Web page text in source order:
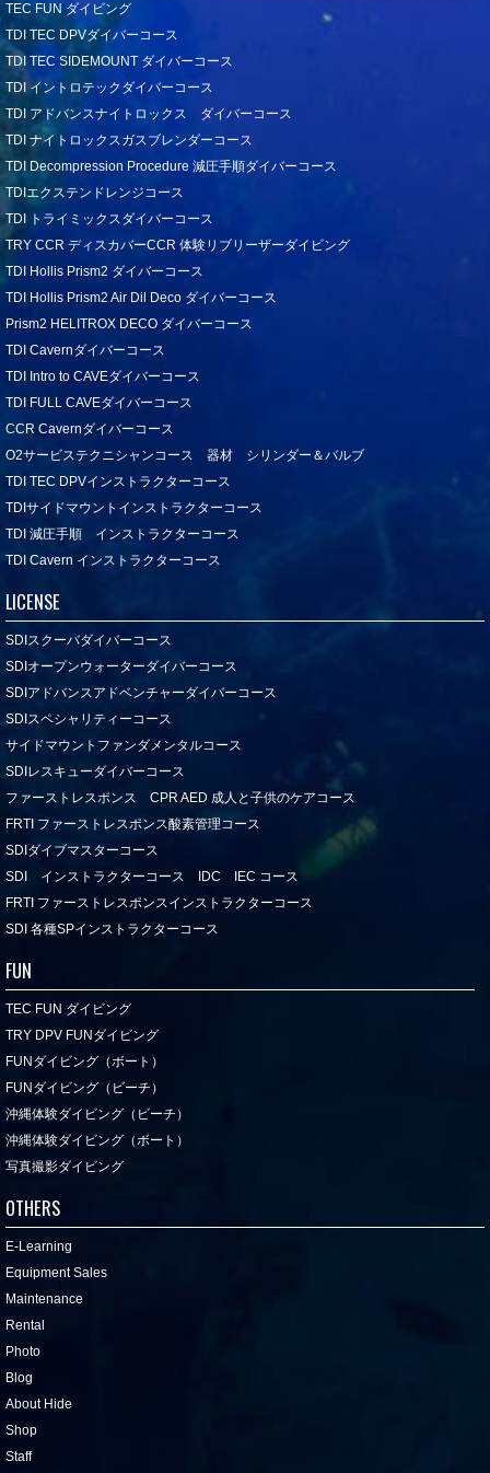
TEC FUN ダイビング
TDI TEC DPVダイバーコース
TDI TEC SIDEMOUNT ダイバーコース
TDI イントロテックダイバーコース
TDI アドバンスナイトロックス ダイバーコース
TDI ナイトロックスガスブレンダーコース
TDI Decompression Procedure 減圧手順ダイバーコース
TDIエクステンドレンジコース
TDI トライミックスダイバーコース
TRY CCR ディスカバーCCR 体験リブリーザーダイビング
TDI Hollis Prism2 ダイバーコース
TDI Hollis Prism2 Air Dil Deco ダイバーコース
Prism2 HELITROX DECO ダイバーコース
TDI Cavernダイバーコース
TDI Intro to CAVEダイバーコース
TDI FULL CAVEダイバーコース
CCR Cavernダイバーコース
O2サービステクニシャンコース 器材 シリンダー＆バルブ
TDI TEC DPVインストラクターコース
TDIサイドマウントインストラクターコース
TDI 減圧手順 インストラクターコース
TDI Cavern インストラクターコース
LICENSE
SDIスクーバダイバーコース
SDIオープンウォーターダイバーコース
SDIアドバンスアドベンチャーダイバーコース
SDIスペシャリティーコース
サイドマウントファンダメンタルコース
SDIレスキューダイバーコース
ファーストレスポンス CPR AED 成人と子供のケアコース
FRTI ファーストレスポンス酸素管理コース
SDIダイブマスターコース
SDI インストラクターコース IDC IEC コース
FRTI ファーストレスポンスインストラクターコース
SDI 各種SPインストラクターコース
FUN
TEC FUN ダイビング
TRY DPV FUNダイビング
FUNダイビング（ボート）
FUNダイビング（ビーチ）
沖縄体験ダイビング（ビーチ）
沖縄体験ダイビング（ボート）
写真撮影ダイビング
OTHERS
E-Learning
Equipment Sales
Maintenance
Rental
Photo
Blog
About Hide
Shop
Staff